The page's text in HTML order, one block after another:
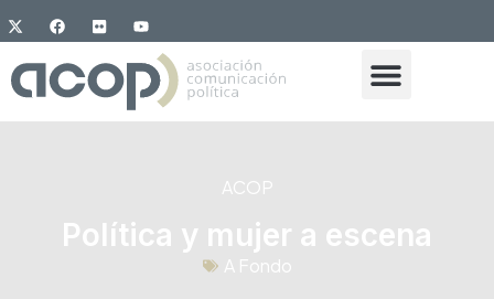
ACOP
Política y mujer a escena
A Fondo